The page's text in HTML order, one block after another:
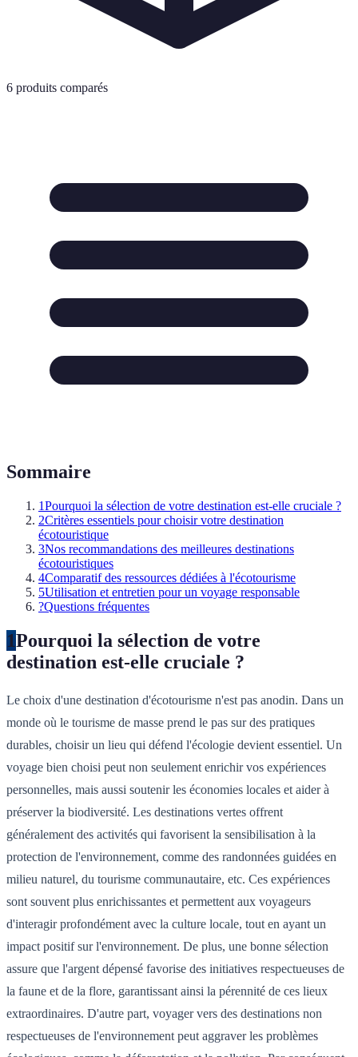
6 produits comparés
Sommaire
1Pourquoi la sélection de votre destination est-elle cruciale ?
2Critères essentiels pour choisir votre destination
écotouristique
3Nos recommandations des meilleures destinations
écotouristiques
4Comparatif des ressources dédiées à l'écotourisme
5Utilisation et entretien pour un voyage responsable
?Questions fréquentes
1Pourquoi la sélection de votre
destination est-elle cruciale ?
Le choix d'une destination d'écotourisme n'est pas anodin. Dans un
monde où le tourisme de masse prend le pas sur des pratiques
durables, choisir un lieu qui défend l'écologie devient essentiel. Un
voyage bien choisi peut non seulement enrichir vos expériences
personnelles, mais aussi soutenir les économies locales et aider à
préserver la biodiversité. Les destinations vertes offrent
généralement des activités qui favorisent la sensibilisation à la
protection de l'environnement, comme des randonnées guidées en
milieu naturel, du tourisme communautaire, etc. Ces expériences
sont souvent plus enrichissantes et permettent aux voyageurs
d'interagir profondément avec la culture locale, tout en ayant un
impact positif sur l'environnement. De plus, une bonne sélection
assure que l'argent dépensé favorise des initiatives respectueuses de
la faune et de la flore, garantissant ainsi la pérennité de ces lieux
extraordinaires. D'autre part, voyager vers des destinations non
respectueuses de l'environnement peut aggraver les problèmes